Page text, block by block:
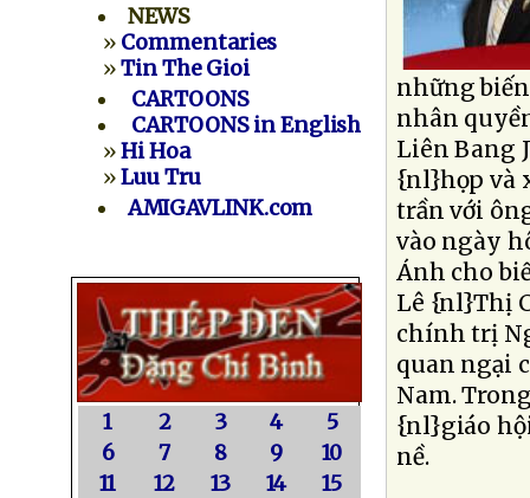
NEWS
» Commentaries
»Tin The Gioi
CARTOONS
CARTOONS in English
»Hi Hoa
»Luu Tru
AMIGAVLINK.com
1 2 3 4
5
6
7 8 9
10
11
12 13 14
15
những
nhân
Liên Bang
{nl}họp và
trần với
vào ngày
Ánh cho
Lê {nl}Thị
chính trị
quan ngại
Nam.
{nl}giáo
nề.